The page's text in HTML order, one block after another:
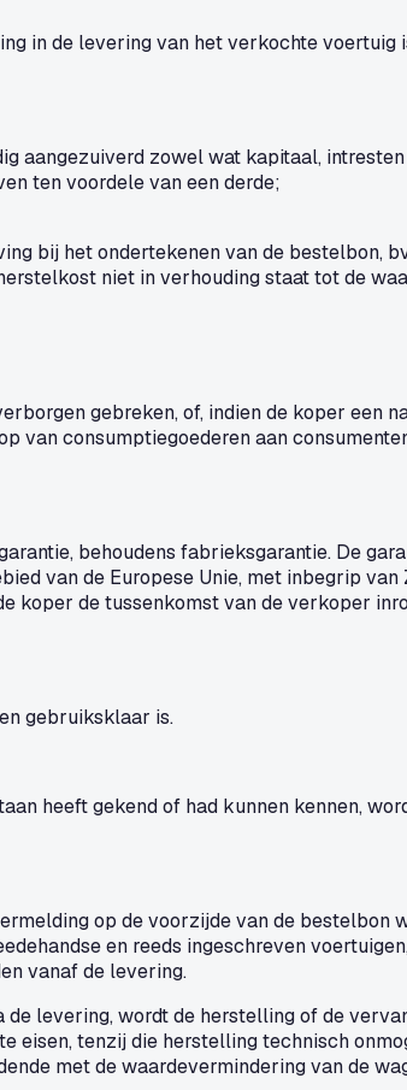
in de levering van het verkochte voertuig
aangezuiverd zowel wat kapitaal,
ten voordele van een derde;
bij het ondertekenen van de bestelbon,
niet in verhouding staat tot de
gebreken, of, indien de koper een
consumptiegoederen aan
behoudens fabrieksgarantie. De
van de Europese Unie, met inbegrip
de tussenkomst van de verkoper
gebruiksklaar is.
heeft gekend of had kunnen kennen,
op de voorzijde van de bestelbon
en reeds ingeschreven
vanaf de levering.
levering, wordt de herstelling of de
tenzij die herstelling technisch
met de waardevermindering van de